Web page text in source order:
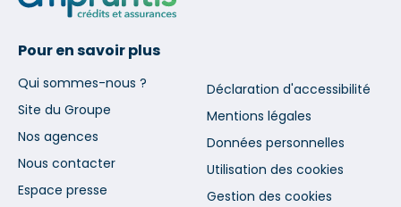
Pour en savoir plus
Qui sommes-nous ?
Site du Groupe
Nos agences
Nous contacter
Espace presse
Déclaration d'accessibilité
Mentions légales
Données personnelles
Utilisation des cookies
Gestion des cookies